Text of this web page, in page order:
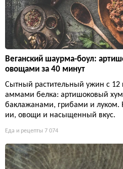
Веганский шаурма-боул:
овощами за 40 минут
Сытный растительный ужин с 12
аммами белка: артишоковый
баклажанами, грибами и луком.
ии, овощи и насыщенный вкус.
Еда и рецепты 7 074